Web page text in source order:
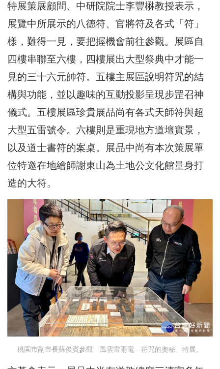
特展策展顧問、中研院院士李豐楙教授表示，
展覽中所展示的八德符、官將符及各式「符」
樣，難得一見，要把握機會前往參觀。展區自
四樓串聯至六樓，四樓展出大型祭典中才能一
見的三十六元帥符。五樓主展區說明符咒的結
構與功能，並以趣味的互動投影呈現步罡召神
儀式。五樓展區珍貴展品尚有各式天師符與超
大型五雷號令。六樓則是重現地方道壇實景，
以及道士書符的案桌。展品中尚有本次策展單
位特邀在地繪師謝東山為土地公文化館量身打
造的大符。
桃園市副市長蘇俊賓參觀「風雲雷雨電—符咒的奧秘」特展。